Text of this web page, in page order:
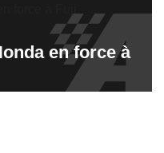
en force à